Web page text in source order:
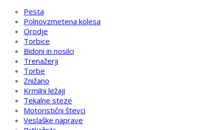
Pesta
Polnovzmetena kolesa
Orodje
Torbice
Bidoni in nosilci
Trenažerji
Torbe
Znižano
Krmilni ležaji
Tekalne steze
Motoristični števci
Veslaške naprave